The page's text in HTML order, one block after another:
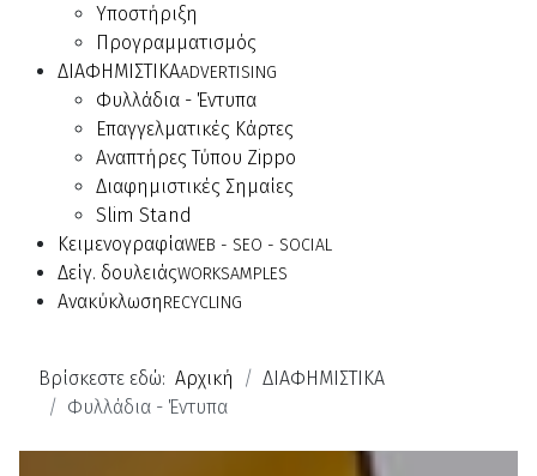
Υποστήριξη
Προγραμματισμός
ΔΙΑΦΗΜΙΣΤΙΚΑADVERTISING
Φυλλάδια - Έντυπα
Επαγγελματικές Κάρτες
Αναπτήρες Τύπου Zippo
Διαφημιστικές Σημαίες
Slim Stand
ΚειμενογραφίαWEB - SEO - SOCIAL
Δείγ. δουλειάςWORKSAMPLES
ΑνακύκλωσηRECYCLING
Βρίσκεστε εδώ: Αρχική
ΔΙΑΦΗΜΙΣΤΙΚΑ
Φυλλάδια - Έντυπα